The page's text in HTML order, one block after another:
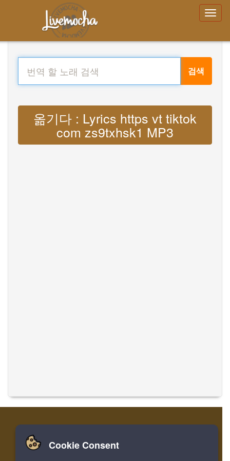
검색
옮기다 : Lyrics https vt tiktok
com zs9txhsk1 MP3
집 로그인 레지스터
Cookie Consent